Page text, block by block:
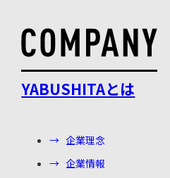
YABUSHITAとは
企業理念
企業情報